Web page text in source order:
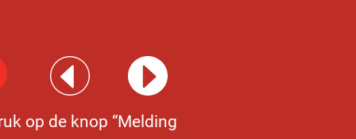
op de knop “Melding